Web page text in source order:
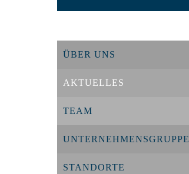
ÜBER UNS
AKTUELLES
TEAM
UNTERNEHMENSGRUPPE
STANDORTE